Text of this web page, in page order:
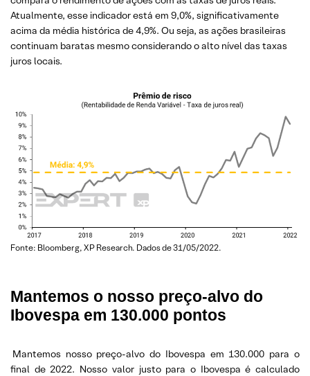
Atualmente, esse indicador está em 9,0%, significativamente
acima da média histórica de 4,9%. Ou seja, as ações brasileiras
continuam baratas mesmo considerando o alto nível das taxas
juros locais.
Fonte: Bloomberg, XP Research. Dados de 31/05/2022.
Mantemos o nosso preço-alvo do
Ibovespa em 130.000 pontos
Mantemos nosso preço-alvo do Ibovespa em 130.000 para o
final de 2022. Nosso valor justo para o Ibovespa é calculado